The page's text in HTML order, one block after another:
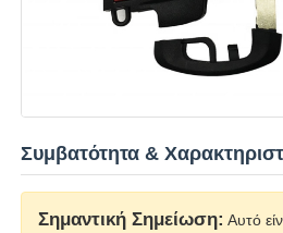
Όλες οι περιπτώσεις
Αυτόματα κλειδιά
Συμβατότητα &
Σημαντική Σημείωση: Αυτό